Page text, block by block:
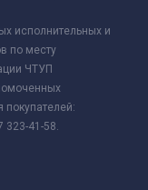
исполнительных и
по месту
ЧТУП
покупателей:
323-41-58.